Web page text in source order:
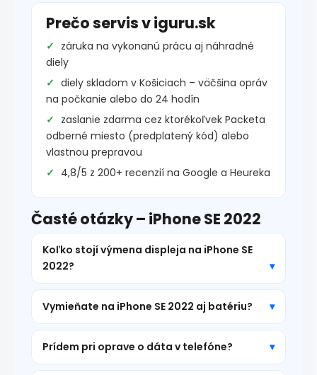
Prečo servis v iguru.sk
záruka na vykonanú prácu aj náhradné
diely
diely skladom v Košiciach – väčšina opráv
na počkanie alebo do 24 hodín
zaslanie zdarma cez ktorékoľvek Packeta
odberné miesto (predplatený kód) alebo
vlastnou prepravou
4,8/5 z 200+ recenzií na Google a Heureka
Časté otázky – iPhone SE 2022
Koľko stojí výmena displeja na iPhone SE
2022?
Vymieňate na iPhone SE 2022 aj batériu?
Prídem pri oprave o dáta v telefóne?